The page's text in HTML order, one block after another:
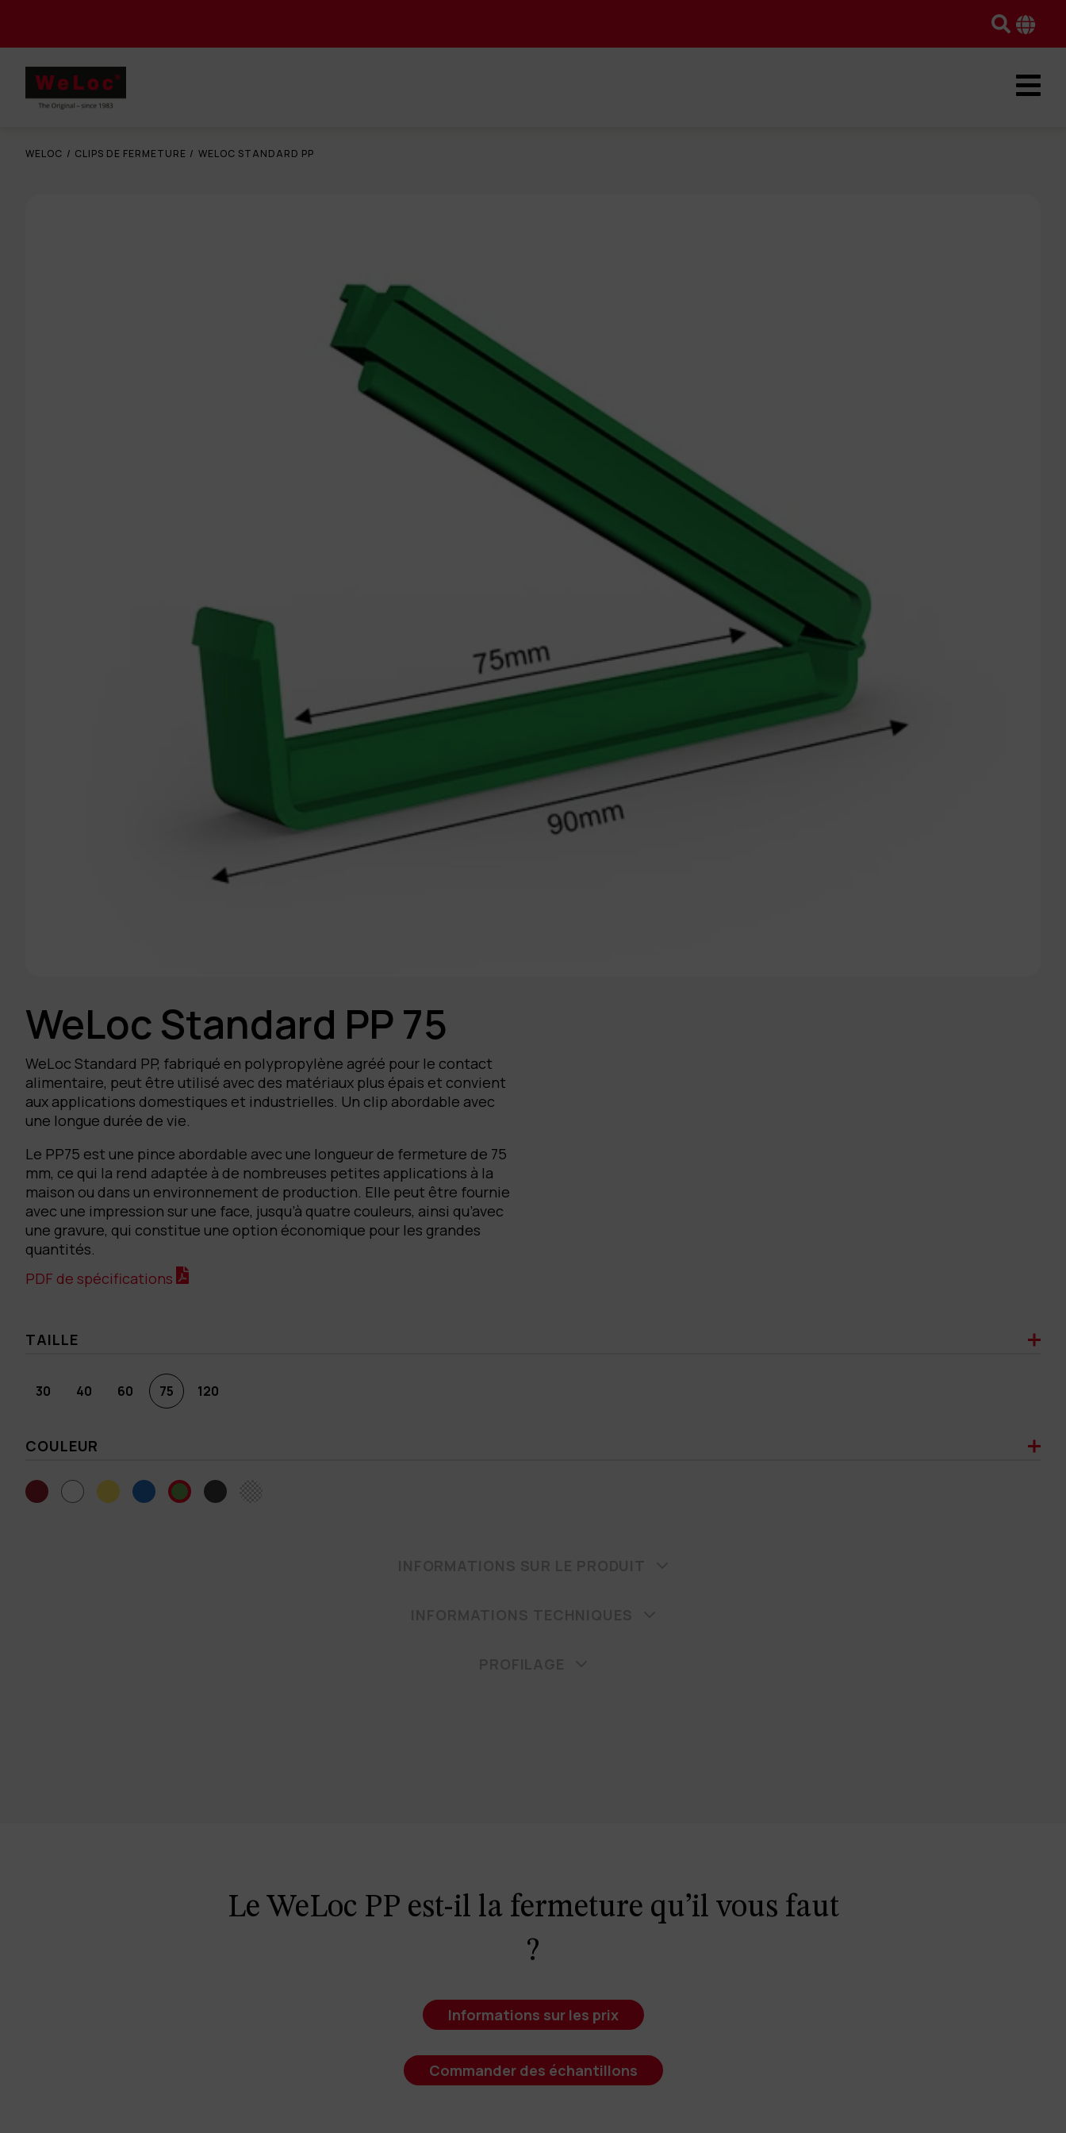
WELOC / CLIPS DE FERMETURE / WELOC STANDARD PP
WeLoc Standard PP 75
WeLoc Standard PP, fabriqué en polypropylène agréé pour le contact
alimentaire, peut être utilisé avec des matériaux plus épais et convient
aux applications domestiques et industrielles. Un clip abordable avec
une longue durée de vie.
Le PP75 est une pince abordable avec une longueur de fermeture de 75
mm, ce qui la rend adaptée à de nombreuses petites applications à la
maison ou dans un environnement de production. Elle peut être fournie
avec une impression sur une face, jusqu’à quatre couleurs, ainsi qu’avec
une gravure, qui constitue une option économique pour les grandes
quantités.
PDF de spécifications
TAILLE
30 40 60 75 120
COULEUR
Le WeLoc PP est-il la fermeture qu’il vous faut
?
Informations sur les prix
Commander des échantillons